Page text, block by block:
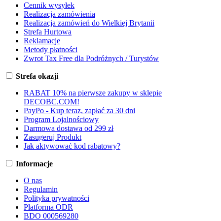
Cennik wysyłek
Realizacja zamówienia
Realizacja zamówień do Wielkiej Brytanii
Strefa Hurtowa
Reklamacje
Metody płatności
Zwrot Tax Free dla Podróżnych / Turystów
Strefa okazji
RABAT 10% na pierwsze zakupy w sklepie
DECOBC.COM!
PayPo - Kup teraz, zapłać za 30 dni
Program Lojalnościowy
Darmowa dostawa od 299 zł
Zasugeruj Produkt
Jak aktywować kod rabatowy?
Informacje
O nas
Regulamin
Polityka prywatności
Platforma ODR
BDO 000569280